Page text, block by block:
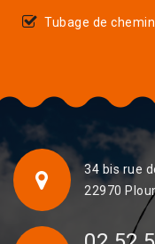
Tubage de
34 bis rue
22970